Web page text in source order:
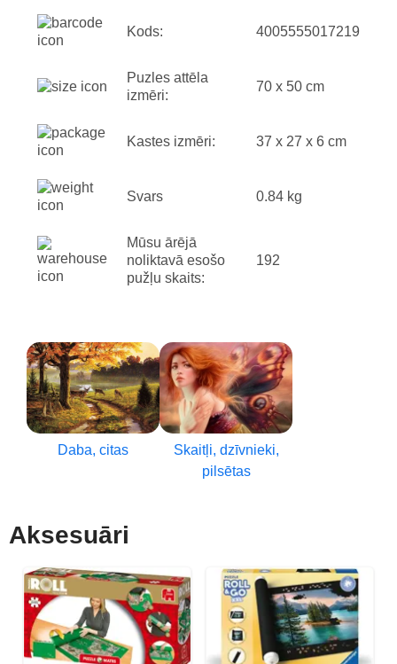
Kods: 4005555017219
Puzles attēla
izmēri:
70 x 50 cm
Kastes izmēri: 37 x 27 x 6 cm
Svars 0.84 kg
Mūsu ārējā
noliktavā esošo
pužļu skaits:
192
Daba, citas
Skaitļi, dzīvnieki,
pilsētas
Aksesuāri